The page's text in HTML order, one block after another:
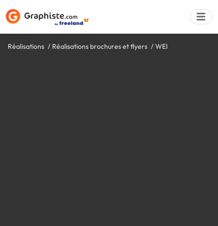
Réalisations Réalisations brochures et flyers WEI